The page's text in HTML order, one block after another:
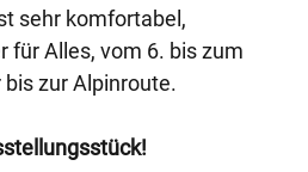
sehr komfortabel,
für Alles, vom 6. bis zum
bis zur Alpinroute.